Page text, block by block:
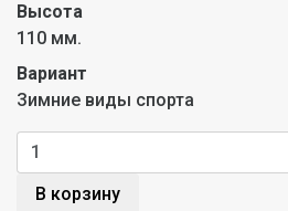
Высота
110 мм.
Вариант
Зимние виды спорта
В корзину